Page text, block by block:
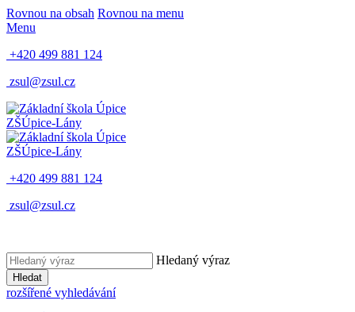
Rovnou na obsah Rovnou na menu
Menu
+420 499 881 124
zsul@zsul.cz
ZŠÚpice-Lány
ZŠÚpice-Lány
+420 499 881 124
zsul@zsul.cz
Hledaný výraz
Hledat
rozšířené vyhledávání